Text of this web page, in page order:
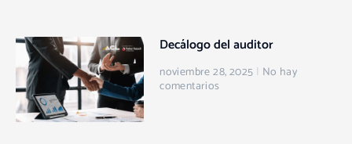
Decálogo del auditor
noviembre 28, 2025 No hay
comentarios